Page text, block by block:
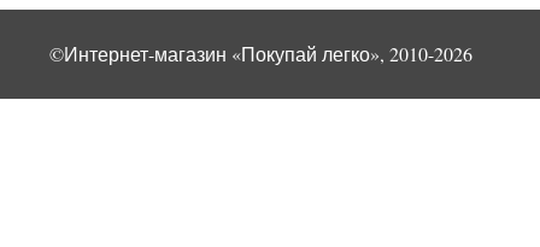
©Интернет-магазин «Покупай легко», 2010-2026